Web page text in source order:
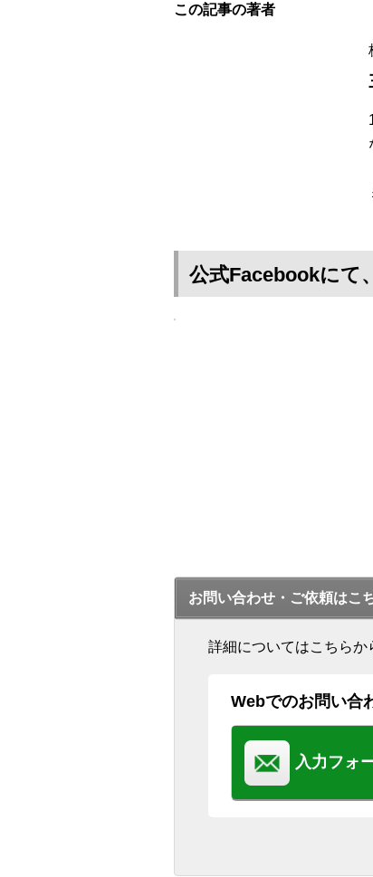
この記事の著者
公式Facebookにて
お問い合わせ・ご依頼はこ
詳細についてはこちらか
Webでのお問い合
入力フォ